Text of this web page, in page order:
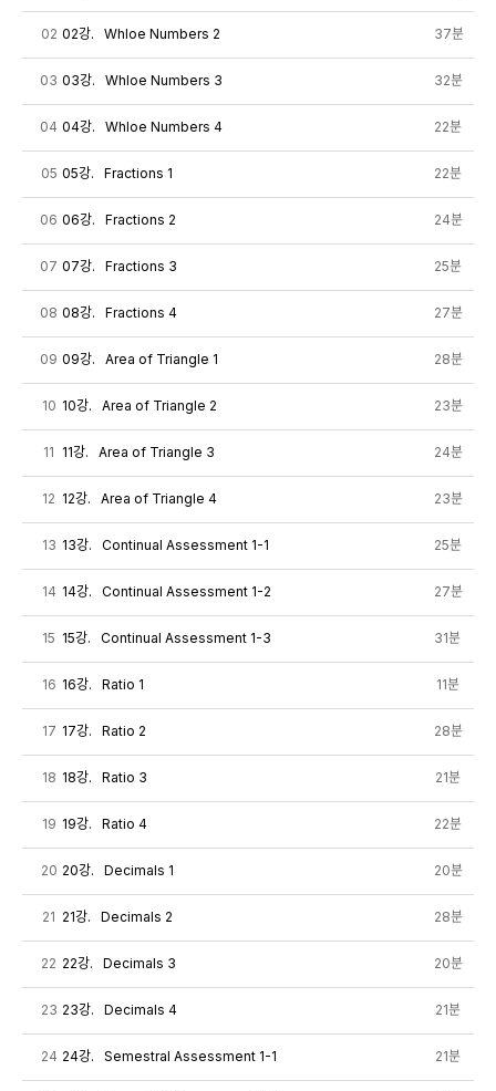
02 02강. Whloe Numbers 2 37분
03 03강. Whloe Numbers 3 32분
04 04강. Whloe Numbers 4 22분
05 05강. Fractions 1 22분
06 06강. Fractions 2 24분
07 07강. Fractions 3 25분
08 08강. Fractions 4 27분
09 09강. Area of Triangle 1 28분
10 10강. Area of Triangle 2 23분
11 11강. Area of Triangle 3 24분
12 12강. Area of Triangle 4 23분
13 13강. Continual Assessment 1-1 25분
14 14강. Continual Assessment 1-2 27분
15 15강. Continual Assessment 1-3 31분
16 16강. Ratio 1 11분
17 17강. Ratio 2 28분
18 18강. Ratio 3 21분
19 19강. Ratio 4 22분
20 20강. Decimals 1 20분
21 21강. Decimals 2 28분
22 22강. Decimals 3 20분
23 23강. Decimals 4 21분
24 24강. Semestral Assessment 1-1 21분